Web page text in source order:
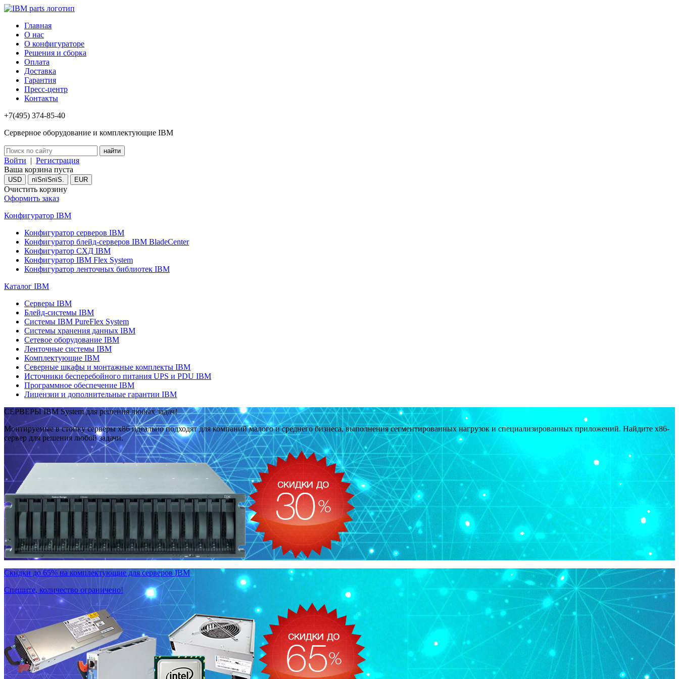
Главная
О нас
О конфигураторе
Решения и сборка
Оплата
Доставка
Гарантия
Пресс-центр
Контакты
+7(495) 374-85-40
Серверное оборудование и комплектующие IBM
Войти | Регистрация
Ваша корзина пуста
USD пїЅпїЅпїЅ. EUR
Очистить корзину
Оформить заказ
Конфигуратор IBM
Конфигуратор серверов IBM
Конфигуратор блейд-серверов IBM BladeCenter
Конфигуратор СХД IBM
Конфигуратор IBM Flex System
Конфигуратор ленточных библиотек IBM
Каталог IBM
Серверы IBM
Блейд-системы IBM
Системы IBM PureFlex System
Системы хранения данных IBM
Сетевое оборудование IBM
Ленточные системы IBM
Комплектующие IBM
Северные шкафы и монтажные комплекты IBM
Источники бесперебойного питания UPS и PDU IBM
Программное обеспечение IBM
Лицензии и дополнительные гарантии IBM
СЕРВЕРЫ IBM System для решения любых задач!
Монтируемые в стойку серверы x86 идеально подходят для компаний малого и среднего бизнеса, выполнения сегментированных нагрузок и специализированных приложений. Найдите x86-
сервер для решения любой задачи.
Скидки до 65% на комплектующие для серверов IBM
Спешите, количество ограничено!